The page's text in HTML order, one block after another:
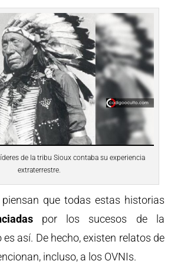
de la tribu Sioux contaba su experiencia
extraterrestre.
que todas estas historias
por los sucesos de la
así. De hecho, existen relatos de
incluso, a los OVNIs.